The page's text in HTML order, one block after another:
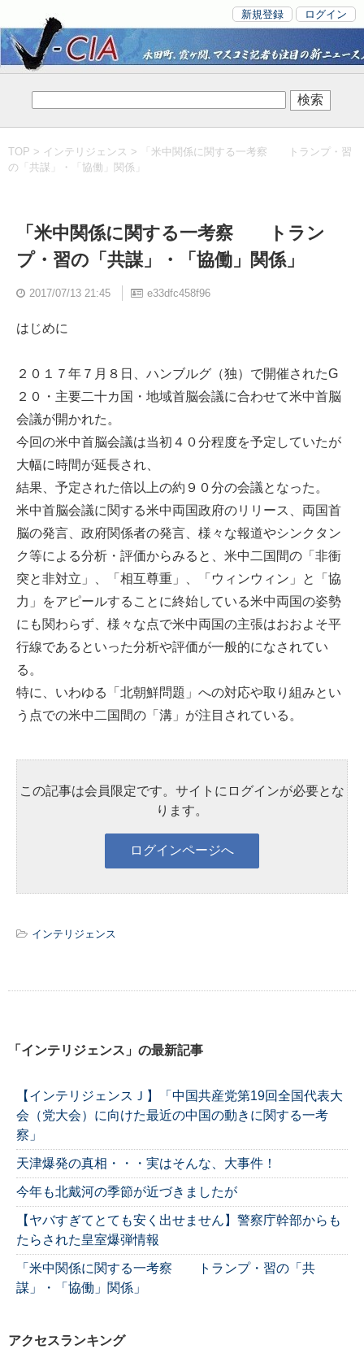
新規登録 ログイン
TOP > インテリジェンス > 「米中関係に関する一考察 トランプ・習
の「共謀」・「協働」関係」
「米中関係に関する一考察 トラン
プ・習の「共謀」・「協働」関係」
2017/07/13 21:45 e33dfc458f96
はじめに
２０１７年７月８日、ハンブルグ（独）で開催されたG
２０・主要二十カ国・地域首脳会議に合わせて米中首脳
会議が開かれた。
今回の米中首脳会議は当初４０分程度を予定していたが
大幅に時間が延長され、
結果、予定された倍以上の約９０分の会議となった。
米中首脳会議に関する米中両国政府のリリース、両国首
脳の発言、政府関係者の発言、様々な報道やシンクタン
ク等による分析・評価からみると、米中二国間の「非衝
突と非対立」、「相互尊重」、「ウィンウィン」と「協
力」をアピールすることに終始している米中両国の姿勢
にも関わらず、様々な点で米中両国の主張はおおよそ平
行線であるといった分析や評価が一般的になされてい
る。
特に、いわゆる「北朝鮮問題」への対応や取り組みとい
う点での米中二国間の「溝」が注目されている。
この記事は会員限定です。サイトにログインが必要とな
ります。
インテリジェンス
「インテリジェンス」の最新記事
【インテリジェンスＪ】「中国共産党第19回全国代表大
会（党大会）に向けた最近の中国の動きに関する一考
察」
天津爆発の真相・・・実はそんな、大事件！
今年も北戴河の季節が近づきましたが
【ヤバすぎてとても安く出せません】警察庁幹部からも
たらされた皇室爆弾情報
「米中関係に関する一考察 トランプ・習の「共
謀」・「協働」関係」
アクセスランキング